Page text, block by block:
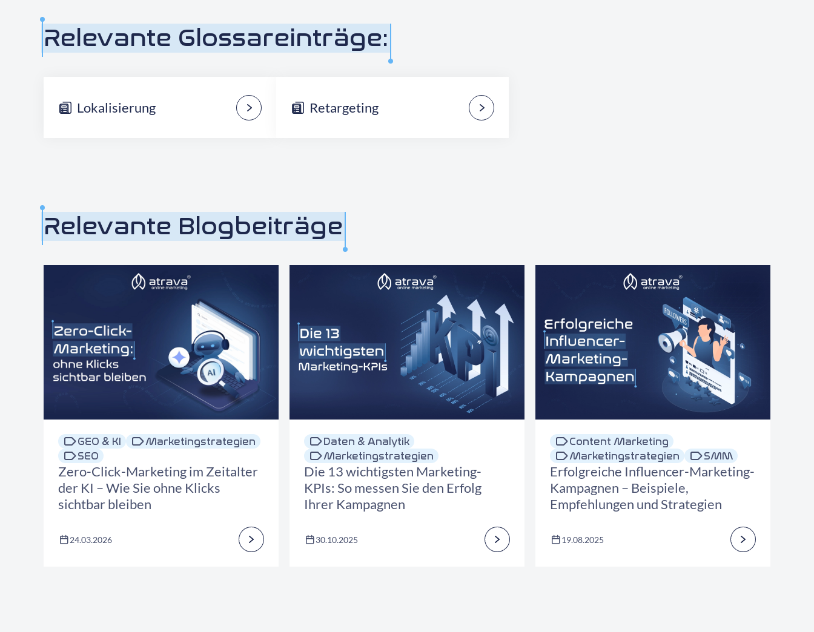
Relevante Glossareinträge:
Lokalisierung Retargeting
Relevante Blogbeiträge
GEO & KI
Marketingstrategien
SEO
Zero-Click-Marketing im Zeitalter
der KI – Wie Sie ohne Klicks
sichtbar bleiben
24.03.2026
Daten & Analytik
Marketingstrategien
Die 13 wichtigsten Marketing-
KPIs: So messen Sie den Erfolg
Ihrer Kampagnen
30.10.2025
Content Marketing
Marketingstrategien
SMM
Erfolgreiche Influencer-Marketing-
Kampagnen – Beispiele,
Empfehlungen und Strategien
19.08.2025